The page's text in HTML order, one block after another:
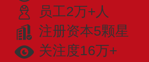
员工2万+人
注册资本5颗星
关注度16万+